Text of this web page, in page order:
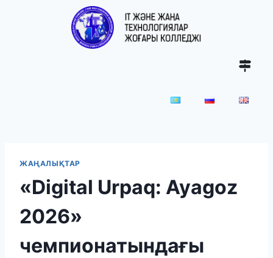
ЖАҢАЛЫҚТАР
«Digital Urpaq: Ayagoz
2026»
чемпионатындағы